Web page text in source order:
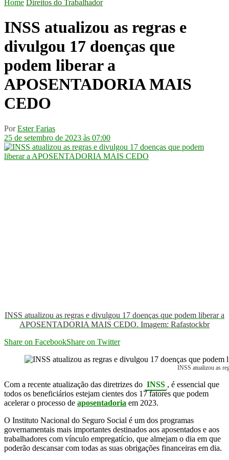
Home Direitos do Trabalhador
INSS atualizou as regras e
divulgou 17 doenças que
podem liberar a
APOSENTADORIA MAIS
CEDO
Por Ester Farias
25 de setembro de 2023 às 07:00
INSS atualizou as regras e divulgou 17 doenças que podem liberar a
APOSENTADORIA MAIS CEDO. Imagem: Rafastockbr
Share on FacebookShare on Twitter
INSS atualizou as
Com a recente atualização das diretrizes do INSS , é essencial que
todos os beneficiários estejam cientes dos 17 fatores que podem
acelerar o processo de aposentadoria em 2023.
O Instituto Nacional do Seguro Social é um dos programas
governamentais mais importantes destinados aos aposentados e aos
trabalhadores com vínculo empregatício, que almejam o dia em que
poderão descansar com todas as suas obrigações financeiras em dia.